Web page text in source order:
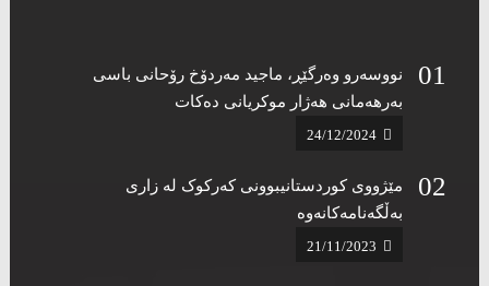
نووسەرو وەرگێڕ، ماجید مەردۆخ رۆحانی باسی
بەرهەمانی هەژار موکریانی دەکات ‌
24/12/2024
مێژووی کوردستانیبوونی کەرکوک لە زاری
بەڵگەنامەکانەوە ‌
21/11/2023